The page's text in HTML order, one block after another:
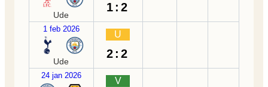
Ude
1:2
1 feb 2026
Ude
U
2:2
24 jan 2026
V